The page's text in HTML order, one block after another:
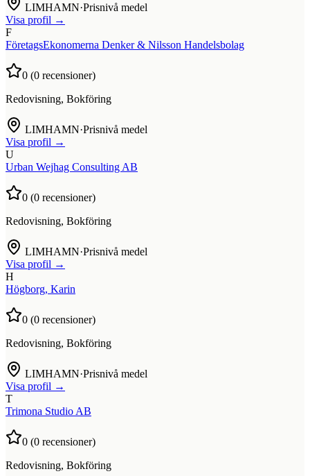
LIMHAMN·Prisnivå medel
Visa profil →
F
FöretagsEkonomerna Denker & Nilsson Handelsbolag
0 (0 recensioner)
Redovisning, Bokföring
LIMHAMN·Prisnivå medel
Visa profil →
U
Urban Wejhag Consulting AB
0 (0 recensioner)
Redovisning, Bokföring
LIMHAMN·Prisnivå medel
Visa profil →
H
Högborg, Karin
0 (0 recensioner)
Redovisning, Bokföring
LIMHAMN·Prisnivå medel
Visa profil →
T
Trimona Studio AB
0 (0 recensioner)
Redovisning, Bokföring